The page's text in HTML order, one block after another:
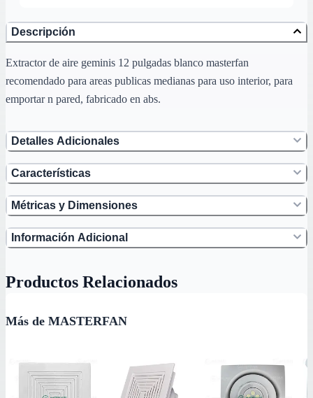
Descripción
Extractor de aire geminis 12 pulgadas blanco masterfan
recomendado para areas publicas medianas para uso interior, para
emportar n pared, fabricado en abs.
Detalles Adicionales
Características
Métricas y Dimensiones
Información Adicional
Productos Relacionados
Más de MASTERFAN